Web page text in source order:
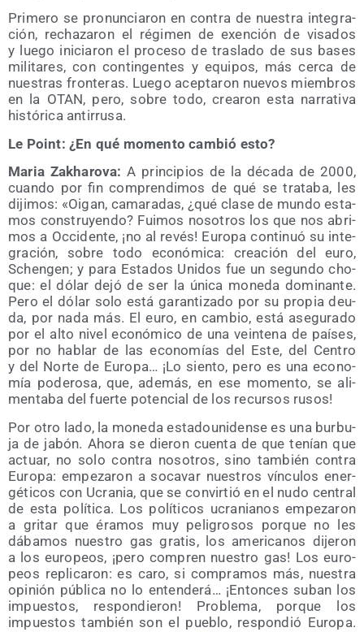
Pri­me­ro se pro­nun­cia­ron en con­tra de nues­tra inte­gra­
ción, recha­za­ron el régi­men de exen­ción de visa­dos
y lue­go ini­cia­ron el pro­ce­so de tras­la­do de sus bases
mili­ta­res, con con­tin­gen­tes y equi­pos, más cer­ca de
nues­tras fron­te­ras. Lue­go acep­ta­ron nue­vos miem­bros
en la OTAN, pero, sobre todo, crea­ron esta narra­ti­va
his­tó­ri­ca antirrusa.
Le Point: ¿En qué momen­to cam­bió esto?
Maria Zakha­ro­va: A prin­ci­pios de la déca­da de 2000,
cuan­do por fin com­pren­di­mos de qué se tra­ta­ba, les
diji­mos: «Oigan, cama­ra­das, ¿qué cla­se de mun­do esta­
mos cons­tru­yen­do? Fui­mos noso­tros los que nos abri­
mos a Occi­den­te, ¡no al revés! Euro­pa con­ti­nuó su inte­
gra­ción, sobre todo eco­nó­mi­ca: crea­ción del euro,
Schen­gen; y para Esta­dos Uni­dos fue un segun­do cho­
que: el dólar dejó de ser la úni­ca mone­da domi­nan­te.
Pero el dólar solo está garan­ti­za­do por su pro­pia deu­
da, por nada más. El euro, en cam­bio, está ase­gu­ra­do
por el alto nivel eco­nó­mi­co de una vein­te­na de paí­ses,
por no hablar de las eco­no­mías del Este, del Cen­tro
y del Nor­te de Euro­pa… ¡Lo sien­to, pero es una eco­no­
mía pode­ro­sa, que, ade­más, en ese momen­to, se ali­
men­ta­ba del fuer­te poten­cial de los recur­sos rusos!
Por otro lado, la mone­da esta­dou­ni­den­se es una bur­bu­
ja de jabón. Aho­ra se die­ron cuen­ta de que tenían que
actuar, no solo con­tra noso­tros, sino tam­bién con­tra
Euro­pa: empe­za­ron a soca­var nues­tros víncu­los ener­
gé­ti­cos con Ucra­nia, que se con­vir­tió en el nudo cen­tral
de esta polí­ti­ca. Los polí­ti­cos ucra­nia­nos empe­za­ron
a gri­tar que éra­mos muy peli­gro­sos por­que no les
dába­mos nues­tro gas gra­tis, los ame­ri­ca­nos dije­ron
a los euro­peos, ¡pero com­pren nues­tro gas! Los euro­
peos repli­ca­ron: es caro, si com­pra­mos más, nues­tra
opi­nión públi­ca no lo enten­de­rá… ¡Enton­ces suban los
impues­tos, res­pon­die­ron! Pro­ble­ma, por­que los
impues­tos tam­bién son el pue­blo, res­pon­dió Euro­pa.